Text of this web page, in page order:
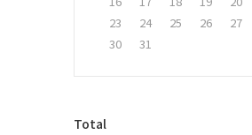
23
24 25 26 27
30
31
방
Total